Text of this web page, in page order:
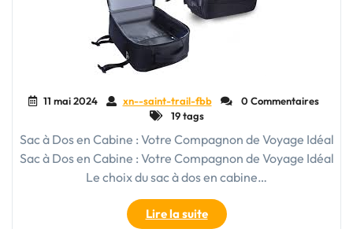
11 mai 2024 xn--saint-trail-fbb
0 Commentaires
19 tags
Sac à Dos en Cabine : Votre Compagnon de Voyage Idéal
Sac à Dos en Cabine : Votre Compagnon de Voyage Idéal
Le choix du sac à dos en cabine…
Lire la suite"Voyagez